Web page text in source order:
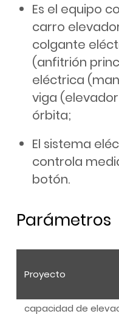
Es el equipo
carro
colgante
(anfitrión
eléctrica
viga
órbita;
El sistema
controla
botón.
Parámetros
Proyecto
capacidad de